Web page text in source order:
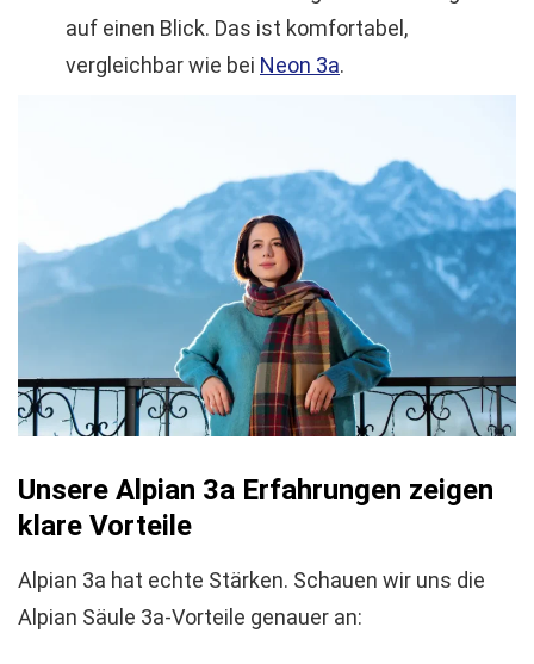
auf einen Blick. Das ist komfortabel,
vergleichbar wie bei Neon 3a.
Unsere Alpian 3a Erfahrungen zeigen
klare Vorteile
Alpian 3a hat echte Stärken. Schauen wir uns die
Alpian Säule 3a-Vorteile genauer an: